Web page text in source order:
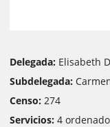
Delegada: Elisabeth
Subdelegada:
Censo: 274
Servicios: 4